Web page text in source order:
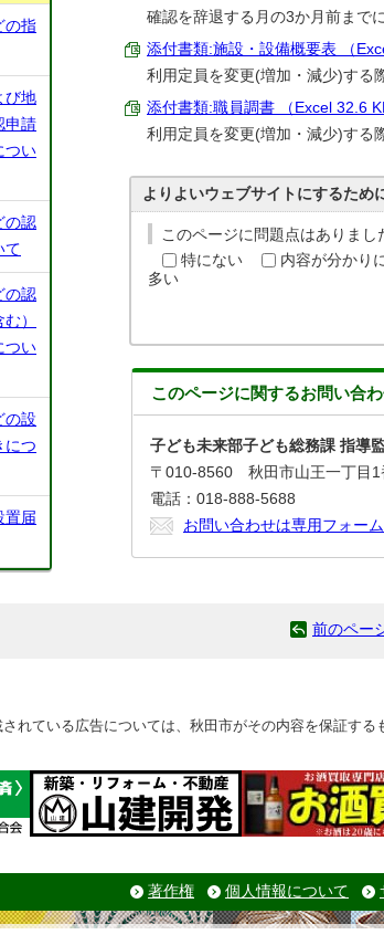
確認を辞退する月の3か月前まで
添付書類:施設・設備概要表 （
利用定員を変更(増加・減少)する
添付書類:職員調書 （Excel 32.6
利用定員を変更(増加・減少)する
よりよいウェブサイトにするため
このページに問題点はありまし
特にない
内容が分かり
多い
このページに関するお問い合
子ども未来部子ども総務課 指導
〒010-8560 秋田市山王一丁目
電話：018-888-5688
お問い合わせは専用フォー
の指
び地
申請
つい
の認
て
の認
）
つい
の設
につ
置届
前のペー
れている広告については、秋田市がその内容を保証する
著作権 個人情報について